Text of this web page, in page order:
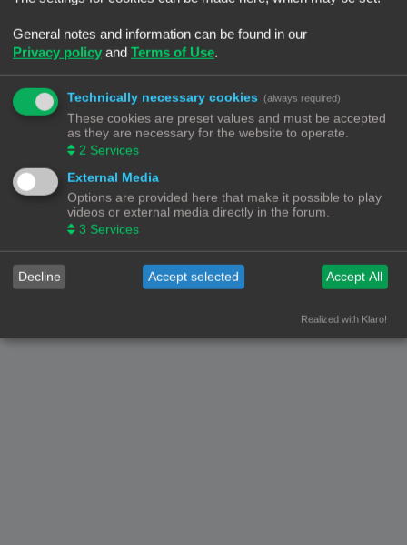
DONATIE STATISTIEKEN
We hebben136,01 € ontvangen in donaties.
Forumoverzicht Contact
© Copyright ! - 3dprintforum.eu
Alle Rechten Voorbehouden
Privacy|Gebruikersvoorwaarden
General notes and information can be found in our
Privacy policy and Terms of Use.
Technically necessary cookies (always required)
These cookies are preset values and must be accepted
as they are necessary for the website to operate.
2 Services
External Media
Options are provided here that make it possible to play
videos or external media directly in the forum.
3 Services
Decline Accept selected Accept All
Realized with Klaro!